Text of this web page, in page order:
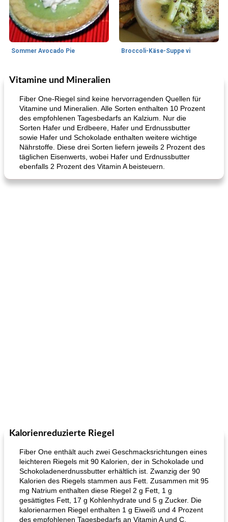
Sommer Avocado Pie Broccoli-Käse-Suppe vi
35min
Kurs
Karamell-Brownie-Kuchen Cilantro-Curry-Hühnersalat
Vitamine und Mineralien
Fiber One-Riegel sind keine hervorragenden Quellen für
Vitamine und Mineralien. Alle Sorten enthalten 10 Prozent
des empfohlenen Tagesbedarfs an Kalzium. Nur die
Sorten Hafer und Erdbeere, Hafer und Erdnussbutter
sowie Hafer und Schokolade enthalten weitere wichtige
Nährstoffe. Diese drei Sorten liefern jeweils 2 Prozent des
täglichen Eisenwerts, wobei Hafer und Erdnussbutter
ebenfalls 2 Prozent des Vitamin A beisteuern.
Kalorienreduzierte Riegel
Fiber One enthält auch zwei Geschmacksrichtungen eines
leichteren Riegels mit 90 Kalorien, der in Schokolade und
Schokoladenerdnussbutter erhältlich ist. Zwanzig der 90
Kalorien des Riegels stammen aus Fett. Zusammen mit 95
mg Natrium enthalten diese Riegel 2 g Fett, 1 g
gesättigtes Fett, 17 g Kohlenhydrate und 5 g Zucker. Die
kalorienarmen Riegel enthalten 1 g Eiweiß und 4 Prozent
des empfohlenen Tagesbedarfs an Vitamin A und C.